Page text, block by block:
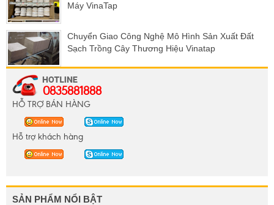
Máy VinaTap
Chuyển Giao Công Nghệ Mô Hình Sản Xuất Đất
Sạch Trồng Cây Thương Hiệu Vinatap
0835881888
HỖ TRỢ BÁN HÀNG
Hỗ trợ khách hàng
SẢN PHẨM NỔI BẬT